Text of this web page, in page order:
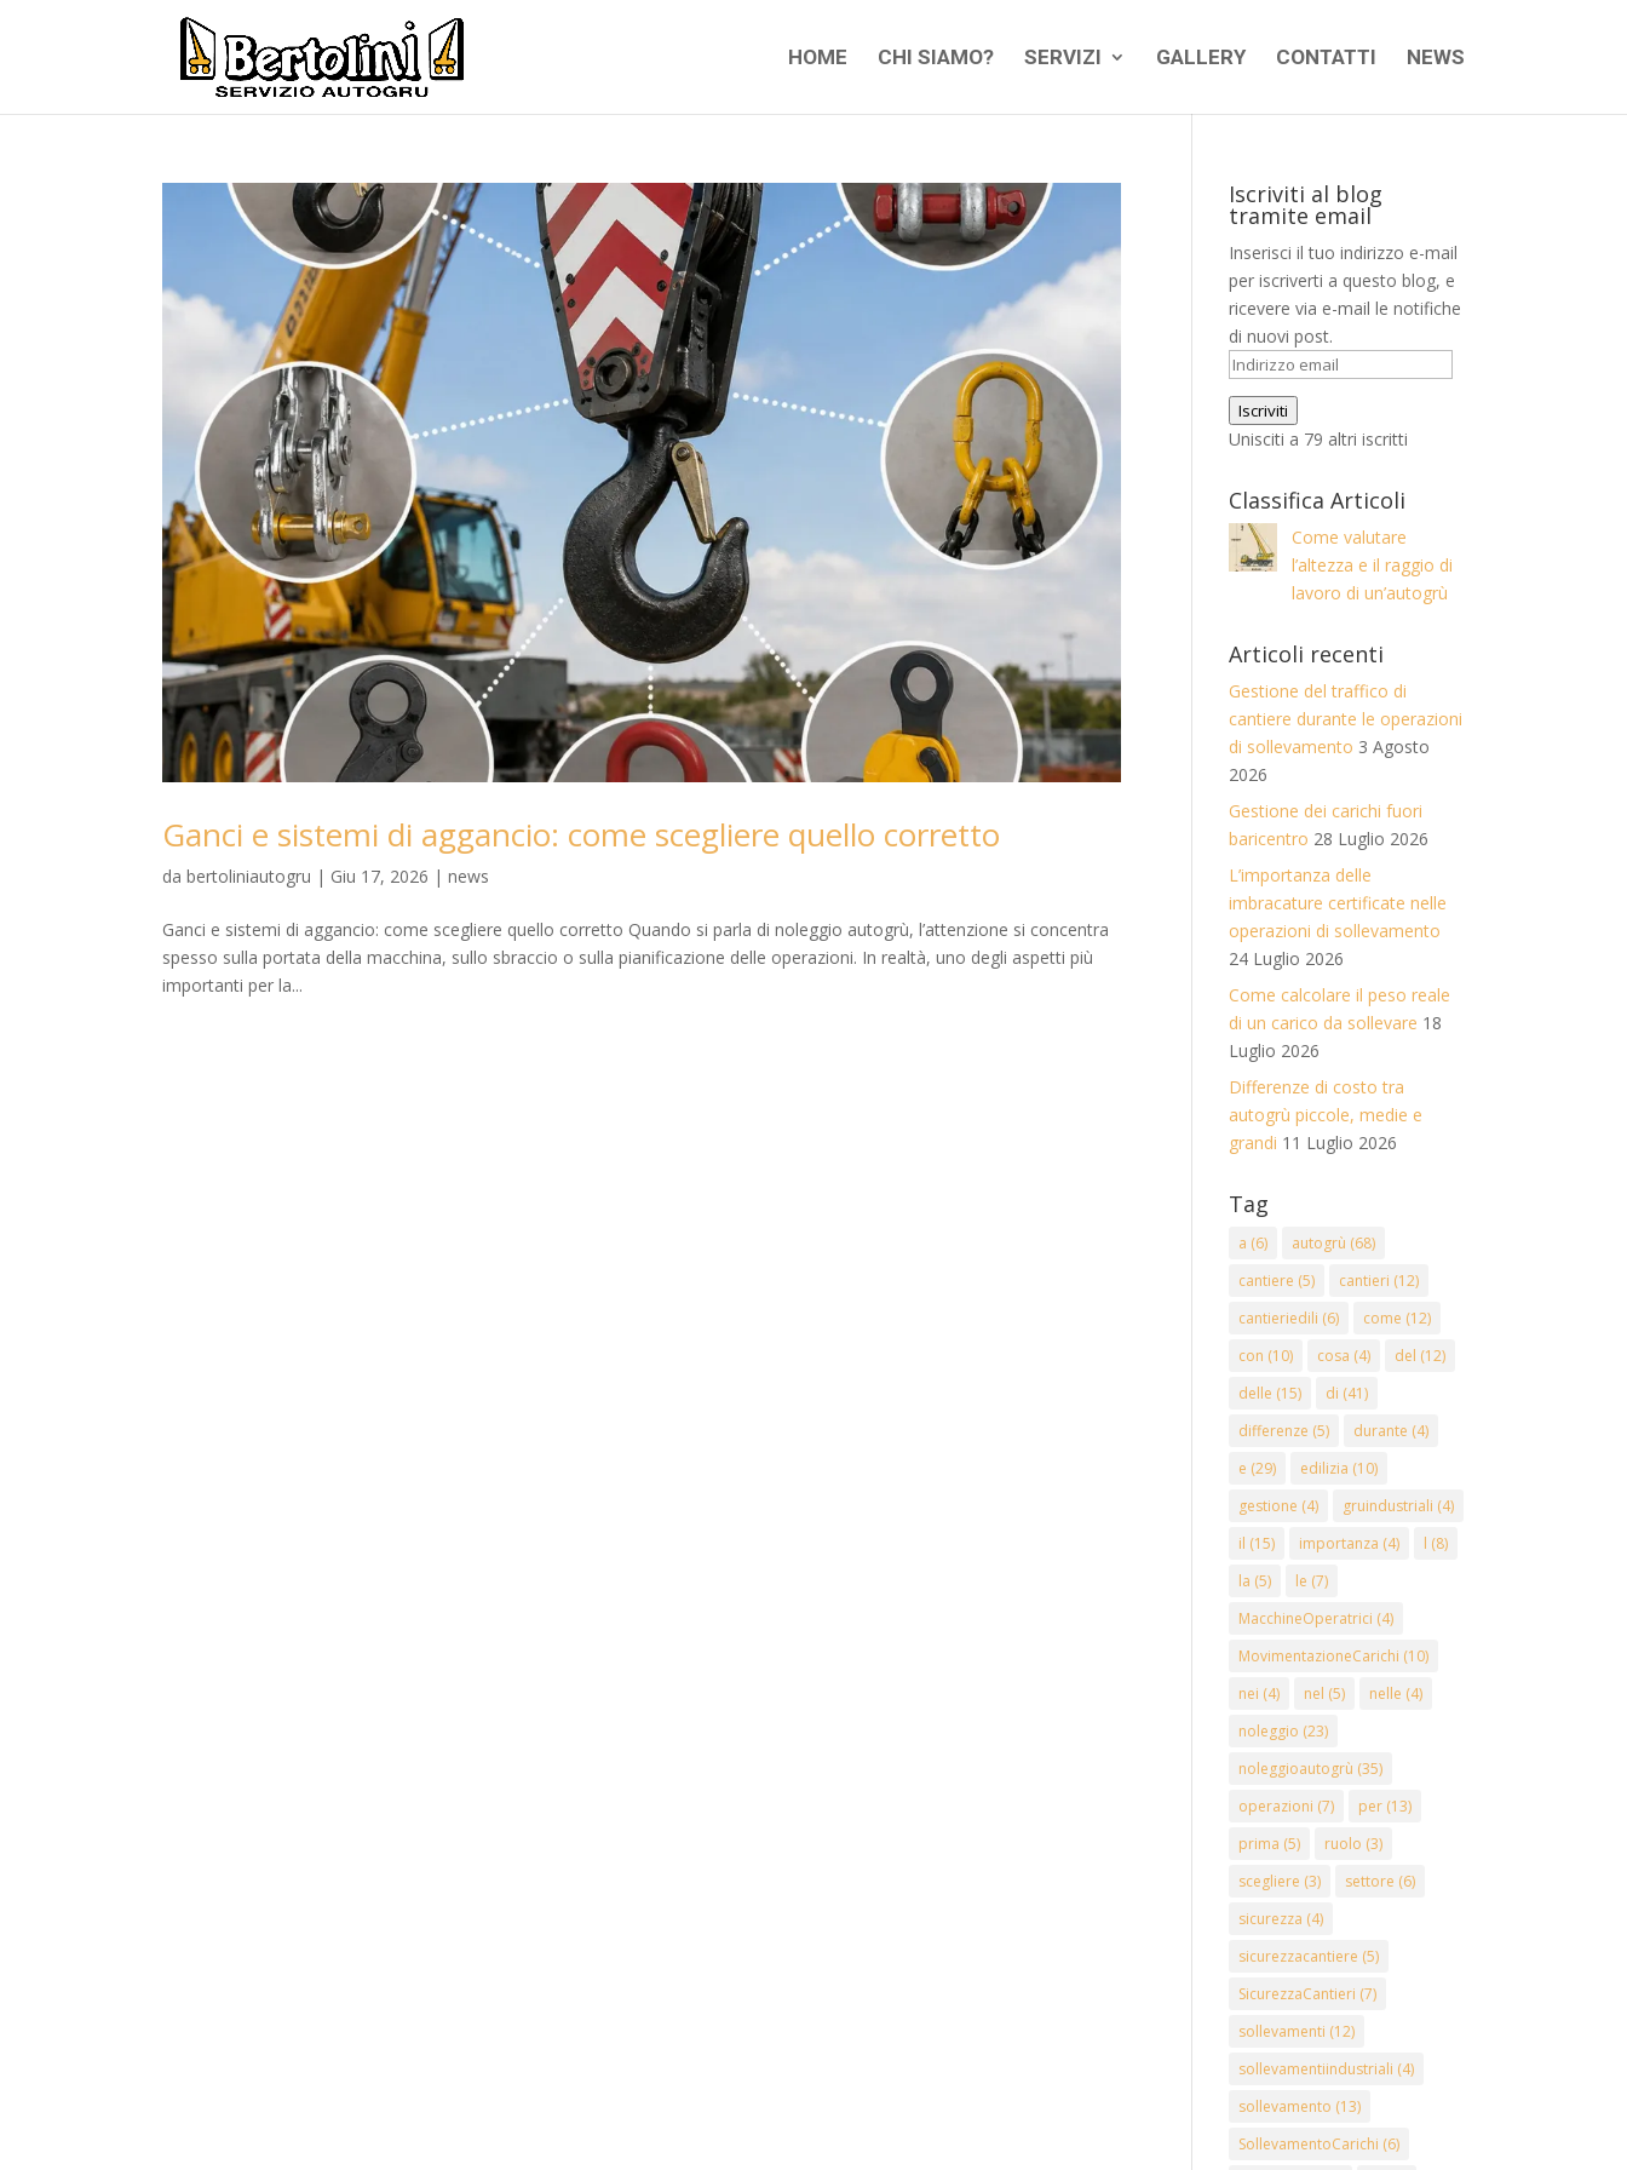
HOME CHI SIAMO? SERVIZI GALLERY CONTATTI NEWS
Ganci e sistemi di aggancio: come scegliere quello corretto
dabertoliniautogru | Giu 17, 2026 |news
Ganci e sistemi di aggancio: come scegliere quello corretto Quando si parla di noleggio autogrù, l’attenzione si concentra
spesso sulla portata della macchina, sullo sbraccio o sulla pianificazione delle operazioni. In realtà, uno degli aspetti più
importanti per la...
Iscriviti al blog
tramite email
Inserisci il tuo indirizzo e-mail
per iscriverti a questo blog, e
ricevere via e-mail le notifiche
di nuovi post.
Indirizzo
email
Iscriviti
Unisciti a 79 altri iscritti
Classifica Articoli
Come valutare
l’altezza e il raggio di
lavoro di un’autogrù
Articoli recenti
Gestione del traffico di
cantiere durante le operazioni
di sollevamento 3 Agosto
2026
Gestione dei carichi fuori
baricentro 28 Luglio 2026
L’importanza delle
imbracature certificate nelle
operazioni di sollevamento
24 Luglio 2026
Come calcolare il peso reale
di un carico da sollevare 18
Luglio 2026
Differenze di costo tra
autogrù piccole, medie e
grandi 11 Luglio 2026
Tag
a (6) autogrù (68)
cantiere (5) cantieri (12)
cantieriedili (6) come (12)
con (10) cosa (4) del (12)
delle (15) di (41)
differenze (5) durante (4)
e (29) edilizia (10)
gestione (4) gruindustriali (4)
il (15) importanza (4) l (8)
la (5) le (7)
MacchineOperatrici (4)
MovimentazioneCarichi (10)
nei (4) nel (5) nelle (4)
noleggio (23)
noleggioautogrù (35)
operazioni (7) per (13)
prima (5) ruolo (3)
scegliere (3) settore (6)
sicurezza (4)
sicurezzacantiere (5)
SicurezzaCantieri (7)
sollevamenti (12)
sollevamentiindustriali (4)
sollevamento (13)
SollevamentoCarichi (6)